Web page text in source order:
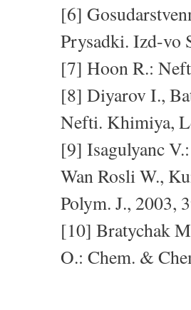
[6]
Prysadki. Izd-vo
[7] Hoon R.:
[8] Diyarov I.,
Nefti. Khimiya,
[9] Isagulyanc
Wan Rosli W.,
Polym. J., 2003,
[10] Bratychak
O.: Chem. &